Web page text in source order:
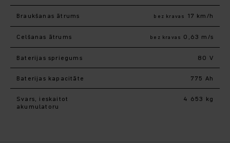
Braukšanas ātrums bez kravas 17 km/h
Celšanas ātrums bez kravas 0,63 m/s
Baterijas spriegums 80 V
Baterijas kapacitāte 775 Ah
Svars, ieskaitot
akumulatoru
4 653 kg